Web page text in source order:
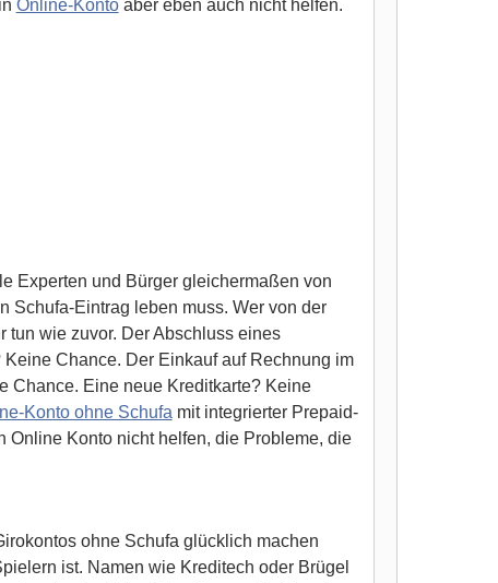
Online-Kontoaber eben auch nicht helfen.
Experten und Bürger gleichermaßen von
Schufa-Eintrag leben muss. Wer von der
tun wie zuvor. Der Abschluss eines
Chance. Der Einkauf auf Rechnung im
Chance. Eine neue Kreditkarte? Keine
Konto ohne Schufa mit integrierter Prepaid-
Konto nicht helfen, die Probleme, die
ohne Schufa glücklich machen
ist. Namen wie Kreditech oder Brügel